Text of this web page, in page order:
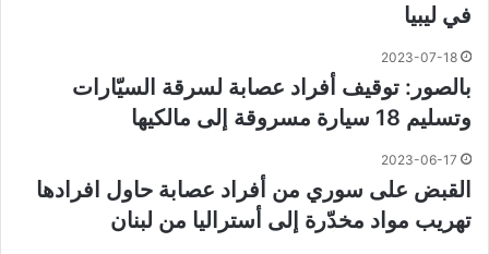
في ليبيا
2023-07-18
بالصور: توقيف أفراد عصابة لسرقة السيّارات
وتسليم 18 سيارة مسروقة إلى مالكيها
2023-06-17
القبض على سوري من أفراد عصابة حاول افرادها
تهريب مواد مخدّرة إلى أستراليا من لبنان